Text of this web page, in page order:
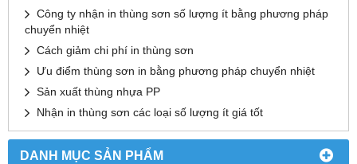
DANH MỤC SẢN PHẨM
Công ty nhận in thùng sơn số lượng ít bằng phương pháp
chuyển nhiệt
Cách giảm chi phí in thùng sơn
Ưu điểm thùng sơn in bằng phương pháp chuyển nhiệt
Sản xuất thùng nhựa PP
Nhận in thùng sơn các loại số lượng ít giá tốt